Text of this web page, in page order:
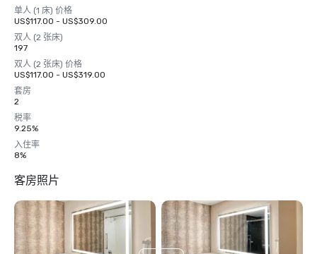
单人 (1 床) 价格
US$117.00 - US$309.00
双人 (2 张床)
197
双人 (2 张床) 价格
US$117.00 - US$319.00
套房
2
税率
9.25%
入住率
8%
客房照片